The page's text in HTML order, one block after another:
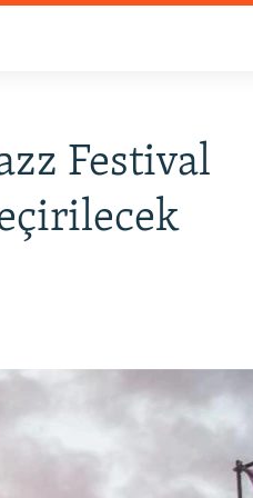
Festival